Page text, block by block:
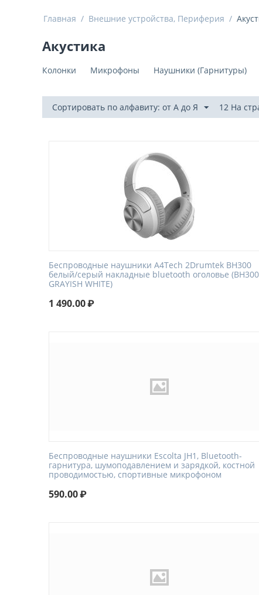
Главная / Внешние устройства, Периферия /
Акустика
Колонки Микрофоны Наушники (Гарнитуры)
Сортировать по алфавиту: от А до Я 12 На
Беспроводные наушники A4Tech 2Drumtek BH300
белый/серый накладные bluetooth оголовье (BH300
GRAYISH WHITE)
1 490.00₽
Беспроводные наушники Escolta JH1, Bluetooth-
гарнитура, шумоподавлением и зарядкой, костной
проводимостью, спортивные микрофоном
590.00₽